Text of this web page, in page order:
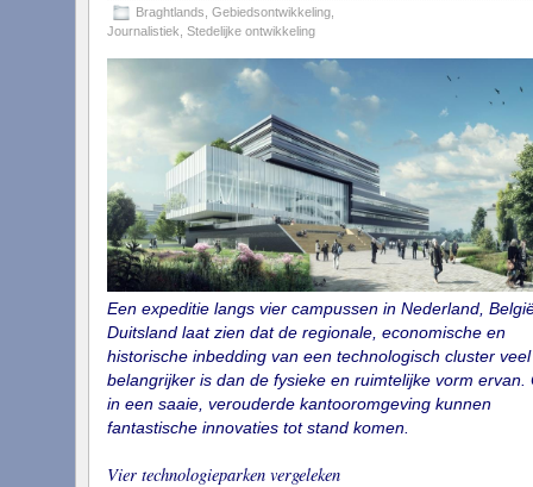
Braghtlands Gebiedsontwikkeling,
Journalistiek Stedelijke ontwikkeling
Een expeditie langs vier campussen in Nederland,
Duitsland laat zien dat de regionale, economische en
historische inbedding van een technologisch cluster veel
belangrijker is dan de fysieke en ruimtelijke vorm ervan.
in een saaie, verouderde kantooromgeving kunnen
fantastische innovaties tot stand komen.
Vier technologieparken vergeleken